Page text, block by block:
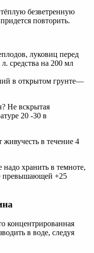
безветренную
повторить.
луковиц перед
средства на 200 мл
в открытом грунте—
Не вскрытая
20 -30 в
живучесть в течение 4
хранить в темноте,
превышающей +25
концентрированная
в воде, следуя